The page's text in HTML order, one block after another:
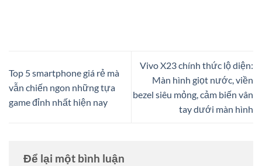
Top 5 smartphone giá rẻ mà
vẫn chiến ngon những tựa
game đỉnh nhất hiện nay
Vivo X23 chính thức lộ diện:
Màn hình giọt nước, viền
bezel siêu mỏng, cảm biến vân
tay dưới màn hình
Để lại một bình luận